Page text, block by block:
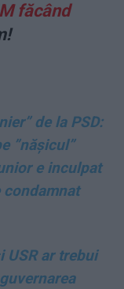
făcând
de la PSD:
”nășicul”
e inculpat
condamnat
USR ar trebui